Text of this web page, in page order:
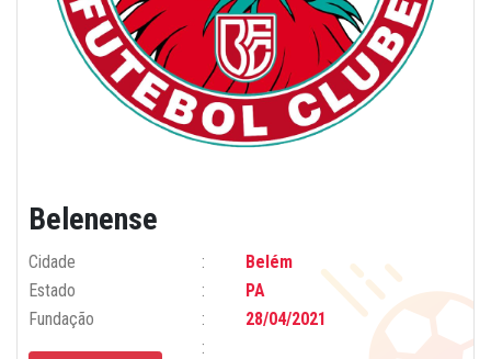
Belenense
Cidade
Belém
Estado
PA
Fundação
28/04/2021